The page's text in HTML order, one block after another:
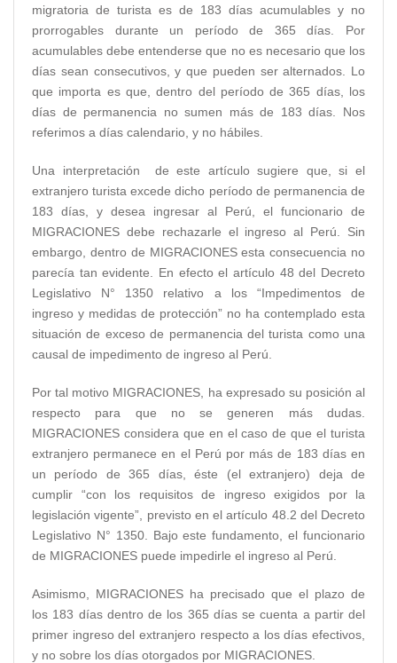
migratoria de turista es de 183 días acumulables y no
prorrogables durante un período de 365 días. Por
acumulables debe entenderse que no es necesario que los
días sean consecutivos, y que pueden ser alternados. Lo
que importa es que, dentro del período de 365 días, los
días de permanencia no sumen más de 183 días. Nos
referimos a días calendario, y no hábiles.
Una interpretación de este artículo sugiere que, si el
extranjero turista excede dicho período de permanencia de
183 días, y desea ingresar al Perú, el funcionario de
MIGRACIONES debe rechazarle el ingreso al Perú. Sin
embargo, dentro de MIGRACIONES esta consecuencia no
parecía tan evidente. En efecto el artículo 48 del Decreto
Legislativo N° 1350 relativo a los “Impedimentos de
ingreso y medidas de protección” no ha contemplado esta
situación de exceso de permanencia del turista como una
causal de impedimento de ingreso al Perú.
Por tal motivo MIGRACIONES, ha expresado su posición al
respecto para que no se generen más dudas.
MIGRACIONES considera que en el caso de que el turista
extranjero permanece en el Perú por más de 183 días en
un período de 365 días, éste (el extranjero) deja de
cumplir “con los requisitos de ingreso exigidos por la
legislación vigente”, previsto en el artículo 48.2 del Decreto
Legislativo N° 1350. Bajo este fundamento, el funcionario
de MIGRACIONES puede impedirle el ingreso al Perú.
Asimismo, MIGRACIONES ha precisado que el plazo de
los 183 días dentro de los 365 días se cuenta a partir del
primer ingreso del extranjero respecto a los días efectivos,
y no sobre los días otorgados por MIGRACIONES.